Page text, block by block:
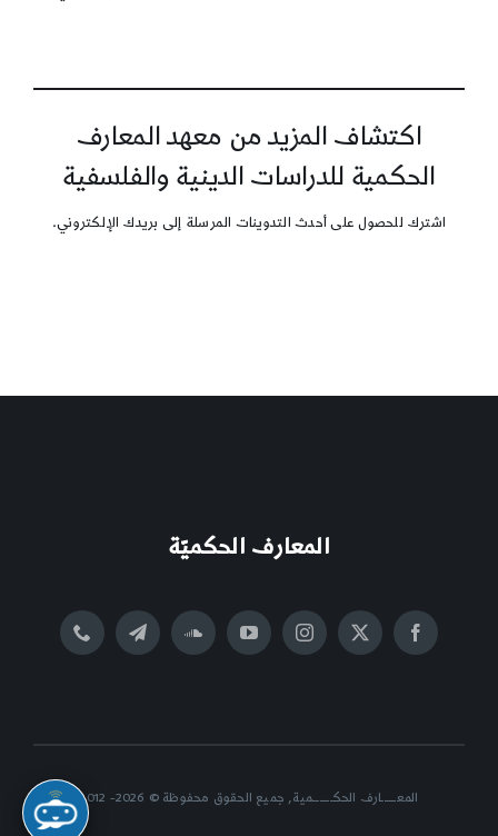
اكتشاف المزيد من معهد المعارف
الحكمية للدراسات الدينية والفلسفية
اشترك للحصول على أحدث التدوينات المرسلة إلى بريدك الإلكتروني.
المعارف الحكميّة
المعــــــارف الحكــــــــمية, جميع الحقوق محفوظة © 2026- 2012